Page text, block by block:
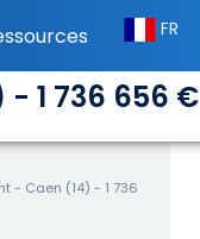
FR
1 736 656 €
- Caen (14) - 1 736